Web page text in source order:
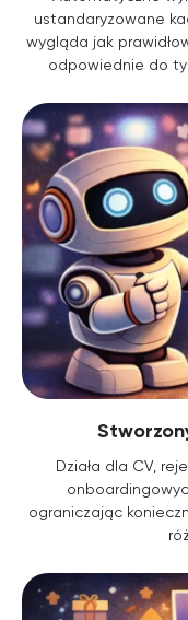
ustandaryzowane
wygląda jak
odpowiednie do
Działa dla CV,
ograniczając